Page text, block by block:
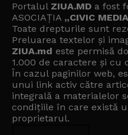
Portalul ZIUA.MD a fost
ASOCIAȚIA „CIVIC
Toate drepturile sunt
Preluarea textelor și
ZIUA.md este permisă
1.000 de caractere și cu
În cazul paginilor web,
unui link activ către
integrală a materialelor
condițiile în care există
proprietarul.